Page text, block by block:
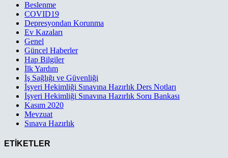
Beslenme
COVID19
Depresyondan Korunma
Ev Kazaları
Genel
Güncel Haberler
Hap Bilgiler
İlk Yardım
İş Sağlığı ve Güvenliği
İşyeri Hekimliği Sınavına Hazırlık Ders Notları
İşyeri Hekimliği Sınavına Hazırlık Soru Bankası
Kasım 2020
Mevzuat
Sınava Hazırlık
ETİKETLER